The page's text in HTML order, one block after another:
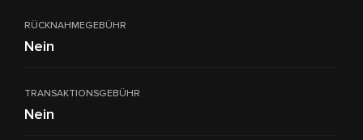
RÜCKNAHMEGEBÜHR
Nein
TRANSAKTIONSGEBÜHR
Nein